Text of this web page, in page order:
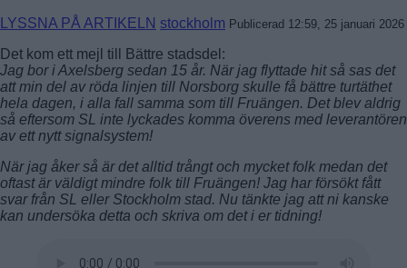
LYSSNA PÅ ARTIKELN stockholm Publicerad 12:59, 25 januari 2026
Det kom ett mejl till Bättre stadsdel:
Jag bor i Axelsberg sedan 15 år. När jag flyttade hit så sas det
att min del av röda linjen till Norsborg skulle få bättre turtäthet
hela dagen, i alla fall samma som till Fruängen. Det blev aldrig
så eftersom SL inte lyckades komma överens med leverantören
av ett nytt signalsystem!
När jag åker så är det alltid trångt och mycket folk medan det
oftast är väldigt mindre folk till Fruängen! Jag har försökt fått
svar från SL eller Stockholm stad. Nu tänkte jag att ni kanske
kan undersöka detta och skriva om det i er tidning!